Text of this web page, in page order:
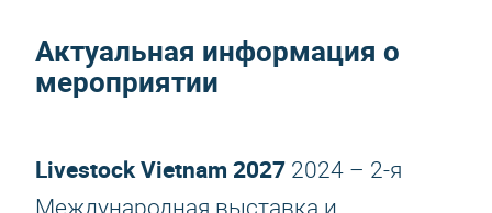
Актуальная информация о
мероприятии
Livestock Vietnam 2027 2024 – 2-я
Международная выставка и